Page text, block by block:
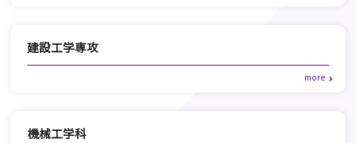
建設工学専攻
機械工学科